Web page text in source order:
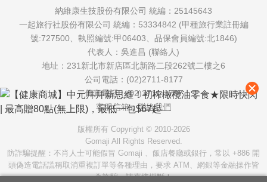
納維康生技股份有限公司 統編：25145643
一起旅行社股份有限公司 統編：53334842 (甲種旅行業註冊編
號:727500、執照編號:甲06403、品保會員編號:北1846)
代表人：吳進昌 (聯絡人)
地址：231新北市新店區北新路二段262號二樓之6
公司電話：(02)2711-8177
傳真電話：(02)2711-1757
客服信箱：聯絡我們
版權所有 Copyright © 2010-2026
Gomaji All Rights Reserved.
防詐騙提醒：不肖人士可能假冒 Gomaji 、飯店餐廳或銀行，常以 +886 開
頭偽造電話謊稱取消重複訂單等各種理由，要求 ATM、網銀等金融操作皆
為詐騙，請直接掛斷！